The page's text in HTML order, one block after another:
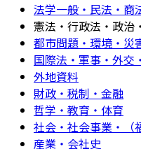
法学一般・民法・商
憲法・行政法・政治
都市問題・環境・災
国際法・軍事・外交
外地資料
財政・税制・金融
哲学・教育・体育
社会・社会事業・（
産業・会社史